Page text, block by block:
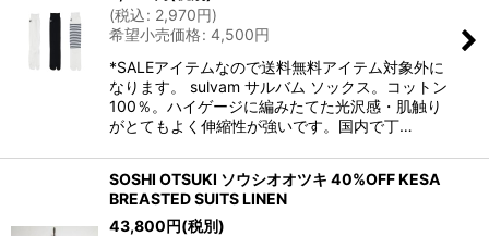
(税込: 2,970円)
希望小売価格: 4,500円
*SALEアイテムなので送料無料アイテム対象外に
なります。 sulvam サルバム ソックス。コットン
100％。ハイゲージに編みたてた光沢感・肌触り
がとてもよく伸縮性が強いです。国内で丁…
SOSHI OTSUKI ソウシオオツキ 40%OFF KESA
BREASTED SUITS LINEN
43,800円(税別)